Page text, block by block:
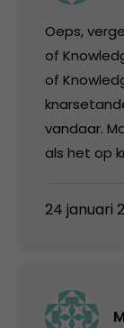
Oeps,
of
of
vandaar.
als het op
24 januari